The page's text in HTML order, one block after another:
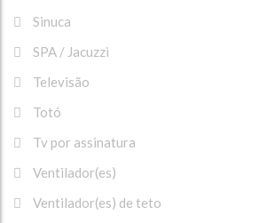
Sinuca
SPA / Jacuzzi
Televisão
Totó
Tv por assinatura
Ventilador(es)
Ventilador(es) de teto